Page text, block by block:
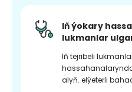
Iň ýokary
lukmanlar
Iň tejribeli
alyň. elýeterli